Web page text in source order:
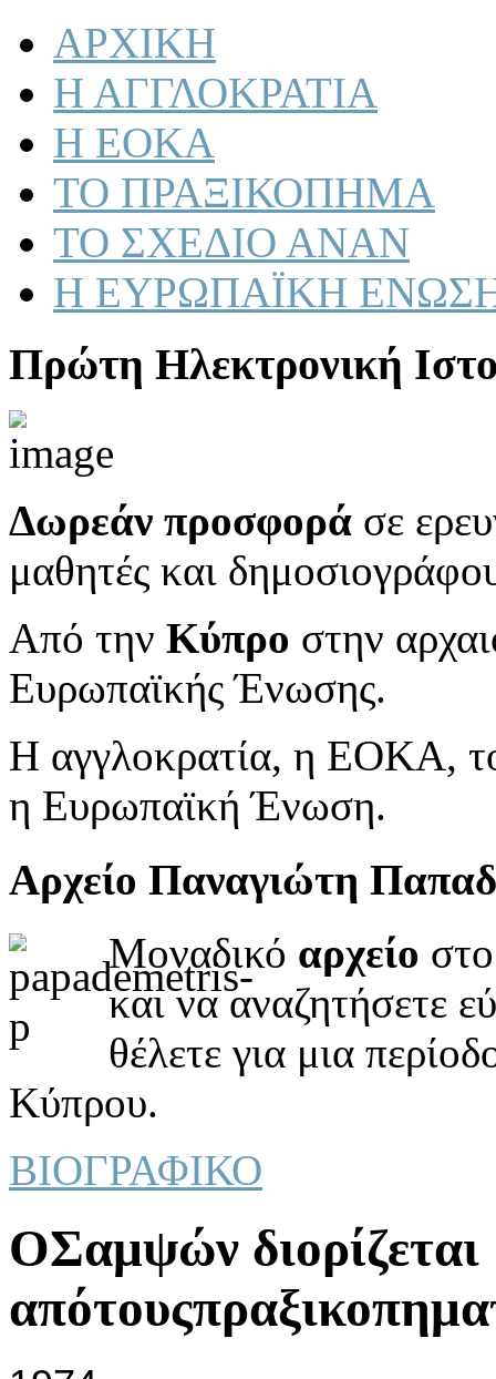
ΑΡΧΙΚΗ
Η ΑΓΓΛΟΚΡΑΤΙΑ
Η ΕΟΚΑ
ΤΟ ΠΡΑΞΙΚΟΠΗΜΑ
ΤΟ ΣΧΕΔΙΟ ΑΝΑΝ
Η ΕΥΡΩΠΑΪΚΗ
Πρώτη Ηλεκτρονική
Δωρεάν προσφορά σε
μαθητές και
Από την Κύπρο στην
Ευρωπαϊκής Ένωσης.
Η αγγλοκρατία, η ΕΟΚΑ,
η Ευρωπαϊκή Ένωση.
Αρχείο Παναγιώτη
Μοναδικό αρχείο
και να αναζητήσετε
θέλετε για μια
Κύπρου.
ΒΙΟΓΡΑΦΙΚΟ
ΟΣαμψών διορίζεται